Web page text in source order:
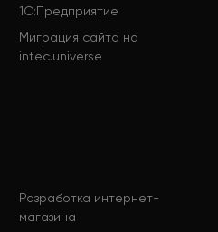
1С:Предприятие
Миграция сайта на
intec.universe
Разработка интернет-
магазина